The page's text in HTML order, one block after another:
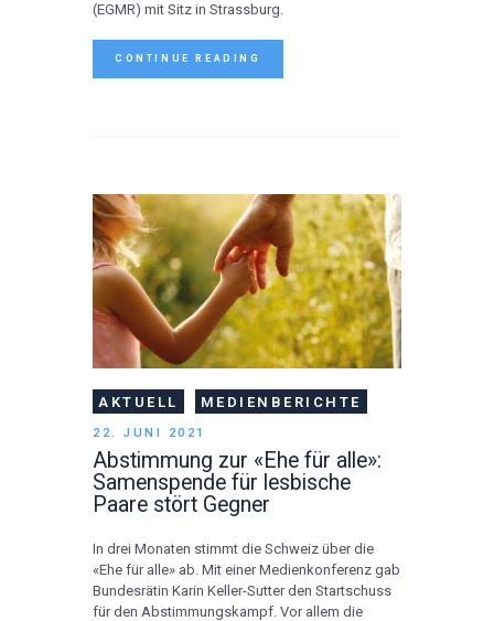
(EGMR) mit Sitz in Strassburg.
CONTINUE READING
AKTUELL MEDIENBERICHTE
22. JUNI 2021
Abstimmung zur «Ehe für alle»:
Samenspende für lesbische
Paare stört Gegner
In drei Monaten stimmt die Schweiz über die
«Ehe für alle» ab. Mit einer Medienkonferenz gab
Bundesrätin Karin Keller-Sutter den Startschuss
für den Abstimmungskampf. Vor allem die